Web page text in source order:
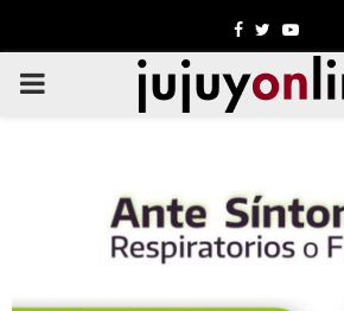
Facebook
Twitter
PRIMARY